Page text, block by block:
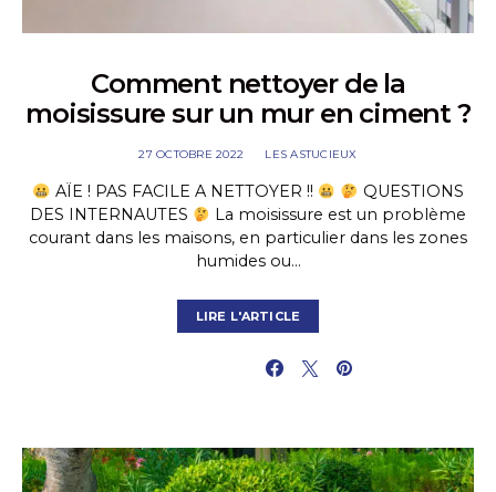
Comment nettoyer de la
moisissure sur un mur en ciment ?
27 OCTOBRE 2022 LES ASTUCIEUX
AÏE ! PAS FACILE A NETTOYER !!
QUESTIONS
DES INTERNAUTES
La moisissure est un problème
courant dans les maisons, en particulier dans les zones
humides ou…
LIRE L'ARTICLE